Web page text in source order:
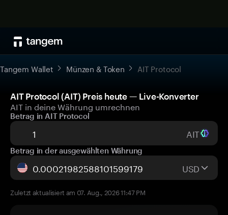
Tangem Wallet Münzen & Token AIT Protocol
AIT Protocol (AIT) Preis heute — Live-Konverter
AIT in deine Währung umrechnen
Betrag in AIT Protocol
AIT
Betrag in der ausgewählten Währung
USD
Zuletzt aktualisiert am 07. Aug., 2026 11:47 PM